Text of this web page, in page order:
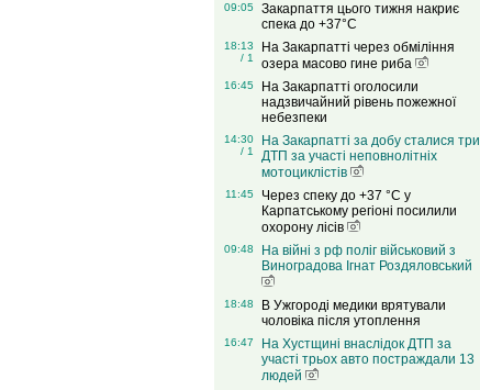
09:05
Закарпаття цього тижня накриє
спека до +37°C
18:13
/ 1
На Закарпатті через обміління
озера масово гине риба
16:45
На Закарпатті оголосили
надзвичайний рівень пожежної
небезпеки
14:30
/ 1
На Закарпатті за добу сталися три
ДТП за участі неповнолітніх
мотоциклістів
11:45
Через спеку до +37 °C у
Карпатському регіоні посилили
охорону лісів
09:48
На війні з рф поліг військовий з
Виноградова Ігнат Роздяловський
18:48
В Ужгороді медики врятували
чоловіка після утоплення
16:47
На Хустщині внаслідок ДТП за
участі трьох авто постраждали 13
людей